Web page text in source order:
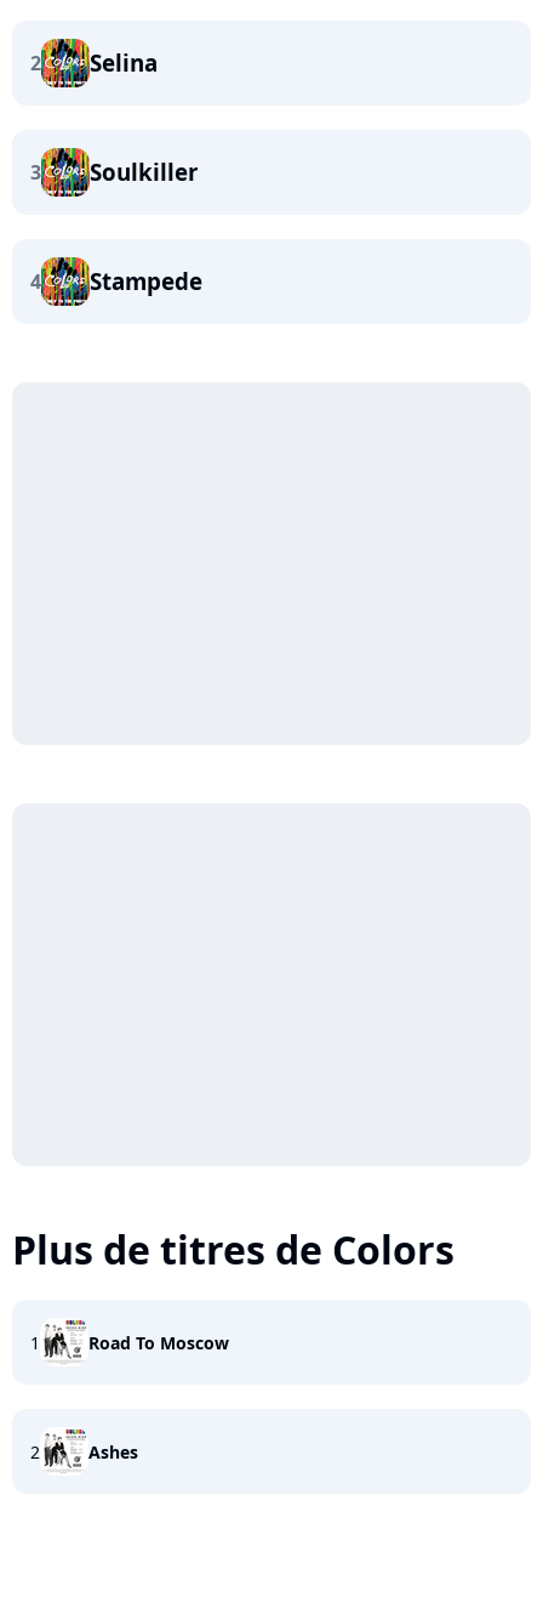
2 Selina
3 Soulkiller
4 Stampede
Plus de titres de Colors
1 Road To Moscow
2 Ashes